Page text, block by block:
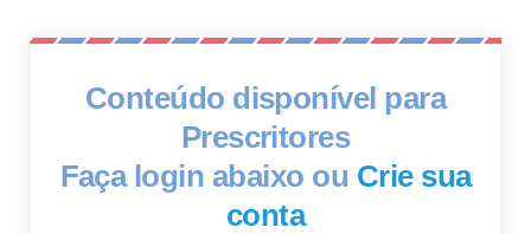
Conteúdo disponível para
Prescritores
Faça login abaixo ou Crie sua
conta